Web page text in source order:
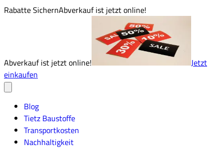
Rabatte SichernAbverkauf ist jetzt online!
Abverkauf ist jetzt online!
Jetzt
einkaufen
Blog
Tietz Baustoffe
Transportkosten
Nachhaltigkeit